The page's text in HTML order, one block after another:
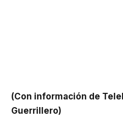
(Con información de
Guerrillero)